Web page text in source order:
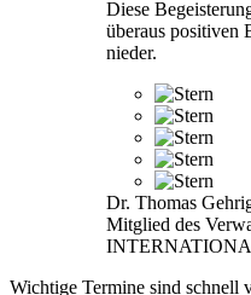
Diese
überaus positiven
nieder.
Dr. Thomas
Mitglied des
Wichtige Termine sind schnell